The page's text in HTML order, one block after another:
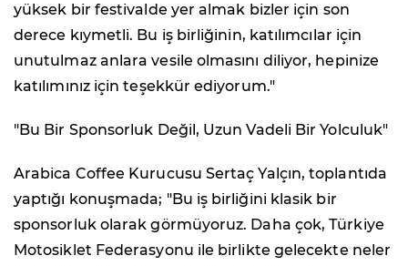
yüksek bir festivalde yer almak bizler için son
derece kıymetli. Bu iş birliğinin, katılımcılar için
unutulmaz anlara vesile olmasını diliyor, hepinize
katılımınız için teşekkür ediyorum."
"Bu Bir Sponsorluk Değil, Uzun Vadeli Bir Yolculuk"
Arabica Coffee Kurucusu Sertaç Yalçın, toplantıda
yaptığı konuşmada; "Bu iş birliğini klasik bir
sponsorluk olarak görmüyoruz. Daha çok, Türkiye
Motosiklet Federasyonu ile birlikte gelecekte neler